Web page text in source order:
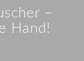
–
Hand!